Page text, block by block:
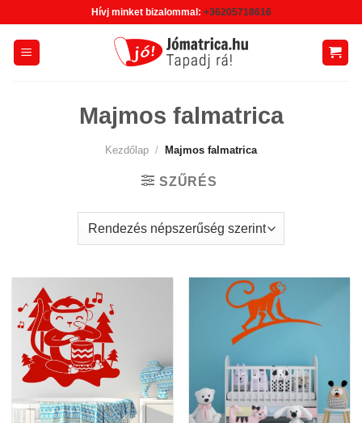
content
Hívj minket bizalommal: +36205718616
Majmos falmatrica
Kezdőlap / Majmos falmatrica
SZŰRÉS